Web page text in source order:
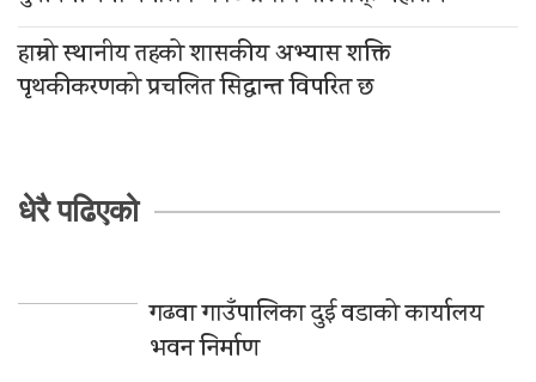
हाम्रो स्थानीय तहको शासकीय अभ्यास शक्ति
पृथकीकरणको प्रचलित सिद्धान्त विपरित छ
धेरै पढिएको
गढवा गाउँपालिका दुई वडाको कार्यालय
भवन निर्माण